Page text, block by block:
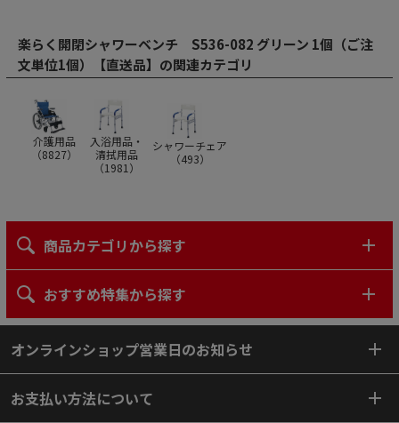
楽らく開閉シャワーベンチ S536-082 グリーン 1個（ご注
文単位1個）【直送品】の関連カテゴリ
介護用品
（8827）
入浴用品・
清拭用品
（1981 ）
シャワーチェア
（493）
商品カテゴリから探す
おすすめ特集から探す
オンラインショップ営業日のお知らせ
お支払い方法について